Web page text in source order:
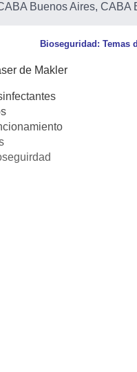
Buenos Aires, CABA
Bioseguridad: Temas
de Makler